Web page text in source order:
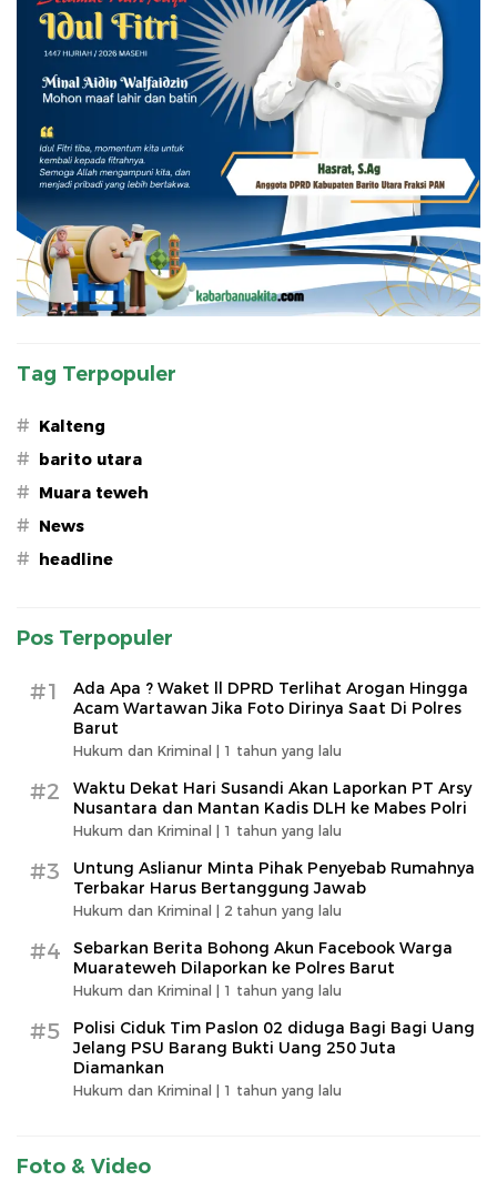
Tag Terpopuler
# Kalteng
# barito utara
# Muara teweh
# News
# headline
Pos Terpopuler
#1
Ada Apa ? Waket ll DPRD Terlihat Arogan Hingga
Acam Wartawan Jika Foto Dirinya Saat Di Polres
Barut
Hukum dan Kriminal | 1 tahun yang lalu
#2
Waktu Dekat Hari Susandi Akan Laporkan PT Arsy
Nusantara dan Mantan Kadis DLH ke Mabes Polri
Hukum dan Kriminal | 1 tahun yang lalu
#3
Untung Aslianur Minta Pihak Penyebab Rumahnya
Terbakar Harus Bertanggung Jawab
Hukum dan Kriminal | 2 tahun yang lalu
#4
Sebarkan Berita Bohong Akun Facebook Warga
Muarateweh Dilaporkan ke Polres Barut
Hukum dan Kriminal | 1 tahun yang lalu
#5
Polisi Ciduk Tim Paslon 02 diduga Bagi Bagi Uang
Jelang PSU Barang Bukti Uang 250 Juta
Diamankan
Hukum dan Kriminal | 1 tahun yang lalu
Foto & Video